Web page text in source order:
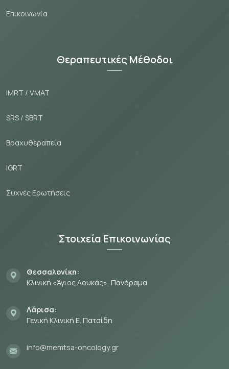
Εпικοινωνία
Θεραπευτικές Μέθοδοι
IMRT / VMAT
SRS / SBRT
Βραχυθεραπεία
IGRT
Συχνές Ερωτήσεις
Στοιχεία Επικοινωνίας
Θεσσαλονίκη:
Κλινική «Άγιος Λουκάς», Πανόραμα
Λάρισα:
Γενική Κλινική Ε. Πατσίδη
info@memtsa-oncology.gr